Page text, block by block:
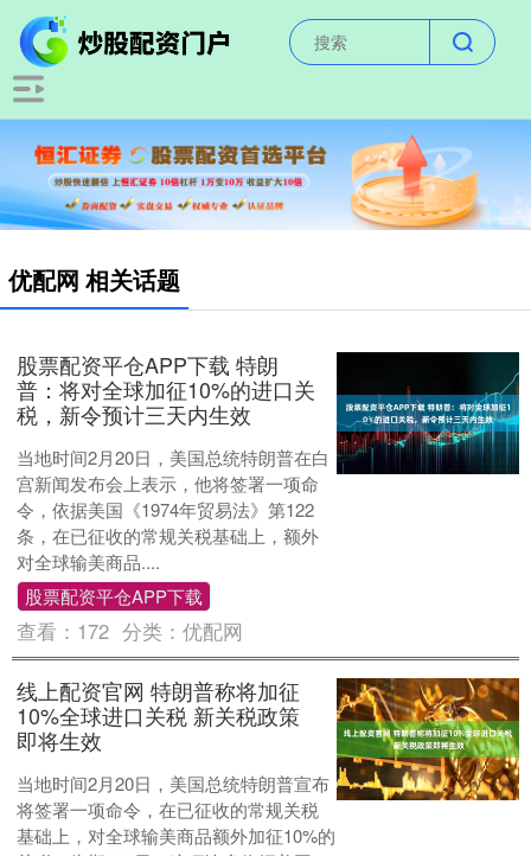
优配网 相关话题
股票配资平仓APP下载 特朗
普：将对全球加征10%的进口关
税，新令预计三天内生效
当地时间2月20日，美国总统特朗普在白
宫新闻发布会上表示，他将签署一项命
令，依据美国《1974年贸易法》第122
条，在已征收的常规关税基础上，额外
对全球输美商品....
股票配资平仓APP下载
查看： 172 分类：优配网
线上配资官网 特朗普称将加征
10%全球进口关税 新关税政策
即将生效
当地时间2月20日，美国总统特朗普宣布
将签署一项命令，在已征收的常规关税
基础上，对全球输美商品额外加征10%的